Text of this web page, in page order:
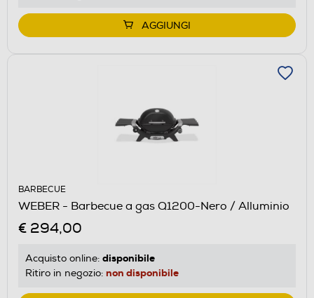
AGGIUNGI
BARBECUE
WEBER - Barbecue a gas Q1200-Nero / Alluminio
€ 294,00
Acquisto online: disponibile
Ritiro in negozio: non disponibile